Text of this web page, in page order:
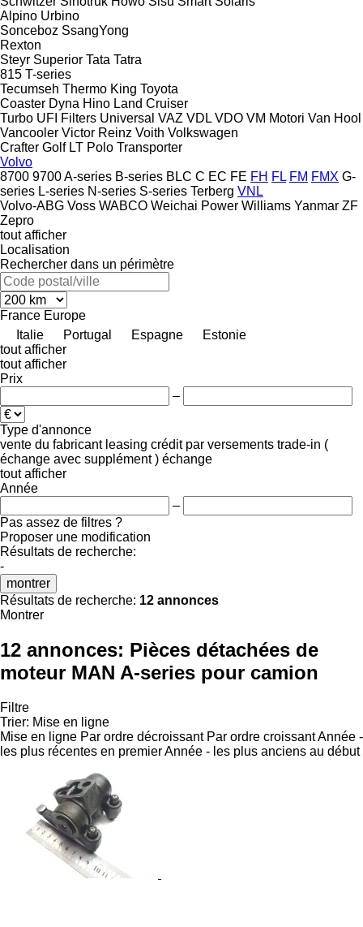
Alpino Urbino
Sonceboz SsangYong
Rexton
Steyr Superior Tata Tatra
815 T-series
Tecumseh Thermo King Toyota
Coaster Dyna Hino Land Cruiser
Turbo UFI Filters Universal VAZ VDL VDO VM Motori Van Hool
Vancooler Victor Reinz Voith Volkswagen
Crafter Golf LT Polo Transporter
Volvo
8700 9700A-series B-series BLC C EC FE FH FL FM FMX G-
series L-series N-series S-series Terberg VNL
Volvo-ABG Voss WABCO Weichai Power Williams Yanmar ZF
Zepro
tout afficher
Localisation
Rechercher dans un périmètre
France Europe
Italie
Portugal Espagne
Estonie
tout afficher
tout afficher
Prix
–
Type d'annonce
vente du fabricant leasing crédit par versements trade-in (
échange avec supplément ) échange
tout afficher
Année
–
Pas assez de filtres ?
Proposer une modification
Résultats de recherche:
-
montrer
Résultats de recherche: 12 annonces
Montrer
12 annonces: Pièces détachées de
moteur MAN A-series pour camion
Filtre
Trier: Mise en ligne
Mise en ligne Par ordre décroissant Par ordre croissantAnnée -
les plus récentes en premierAnnée - les plus anciens au début